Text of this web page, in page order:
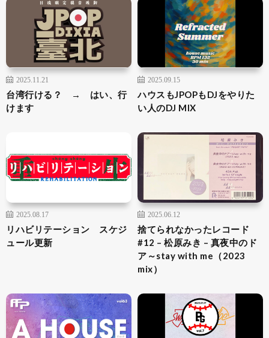
2025.11.21
台湾行ける？ → はい、行
けます
2025.09.15
ハウスもJPOPもDJをやりた
い人のDJ MIX
2025.08.17
リハビリテーション スケジ
ュール更新
2025.06.12
捨てられなかったレコード
#12 – 松原みき – 真夜中のド
ア～stay with me（2023
mix）